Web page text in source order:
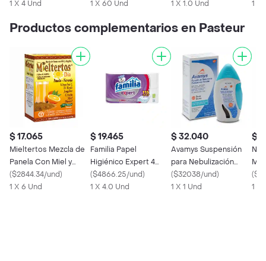
1 X 4 Und
1 X 60 Und
1 X 1.0 Und
1 X
Productos complementarios en Pasteur
$ 17.065
Mieltertos Mezcla de
Panela Con Miel y
Jengibre Día Sabor
Naranja
($2844.34/und)
1 X 6 Und
$ 19.465
Familia Papel
Higiénico Expert 4
Hojas
($4866.25/und)
1 X 4.0 Und
$ 32.040
Avamys Suspensión
para Nebulización
Nasal (27.5 mcg)
($32038/und)
1 X 1 Und
$
(
1 X